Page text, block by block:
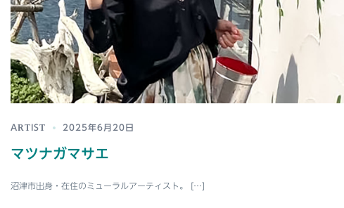
ARTIST 2025年6月20日
マツナガマサエ
沼津市出身・在住のミューラルアーティスト。 […]